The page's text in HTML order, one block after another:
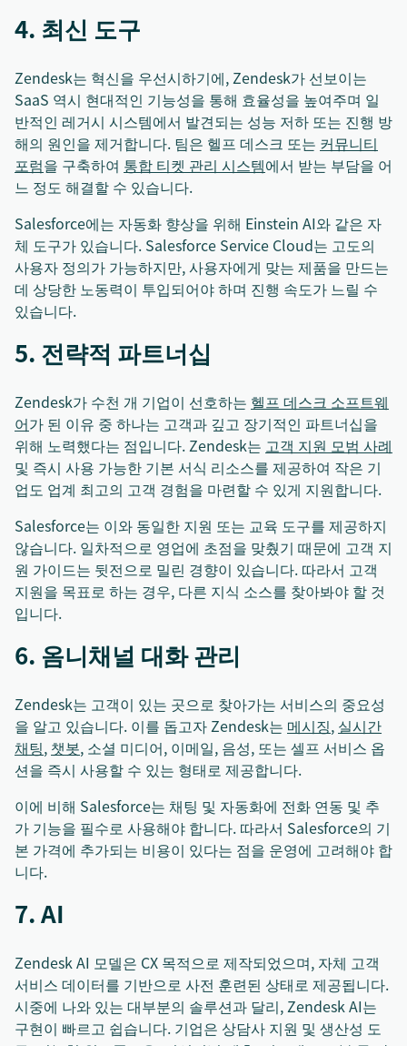
4. 최신 도구
Zendesk는 혁신을 우선시하기에, Zendesk가 선보이는
SaaS 역시 현대적인 기능성을 통해 효율성을 높여주며 일
반적인 레거시 시스템에서 발견되는 성능 저하 또는 진행 방
해의 원인을 제거합니다. 팀은 헬프 데스크 또는 커뮤니티
포럼을 구축하여 통합 티켓 관리 시스템에서 받는 부담을 어
느 정도 해결할 수 있습니다.
Salesforce에는 자동화 향상을 위해 Einstein AI와 같은 자
체 도구가 있습니다. Salesforce Service Cloud는 고도의
사용자 정의가 가능하지만, 사용자에게 맞는 제품을 만드는
데 상당한 노동력이 투입되어야 하며 진행 속도가 느릴 수
있습니다.
5. 전략적 파트너십
Zendesk가 수천 개 기업이 선호하는 헬프 데스크 소프트웨
어가 된 이유 중 하나는 고객과 깊고 장기적인 파트너십을
위해 노력했다는 점입니다. Zendesk는 고객 지원 모범 사례
및 즉시 사용 가능한 기본 서식 리소스를 제공하여 작은 기
업도 업계 최고의 고객 경험을 마련할 수 있게 지원합니다.
Salesforce는 이와 동일한 지원 또는 교육 도구를 제공하지
않습니다. 일차적으로 영업에 초점을 맞췄기 때문에 고객 지
원 가이드는 뒷전으로 밀린 경향이 있습니다. 따라서 고객
지원을 목표로 하는 경우, 다른 지식 소스를 찾아봐야 할 것
입니다.
6. 옴니채널 대화 관리
Zendesk는 고객이 있는 곳으로 찾아가는 서비스의 중요성
을 알고 있습니다. 이를 돕고자 Zendesk는 메시징, 실시간
채팅, 챗봇, 소셜 미디어, 이메일, 음성, 또는 셀프 서비스 옵
션을 즉시 사용할 수 있는 형태로 제공합니다.
이에 비해 Salesforce는 채팅 및 자동화에 전화 연동 및 추
가 기능을 필수로 사용해야 합니다. 따라서 Salesforce의 기
본 가격에 추가되는 비용이 있다는 점을 운영에 고려해야 합
니다.
7. AI
Zendesk AI 모델은 CX 목적으로 제작되었으며, 자체 고객
서비스 데이터를 기반으로 사전 훈련된 상태로 제공됩니다.
시중에 나와 있는 대부분의 솔루션과 달리, Zendesk AI는
구현이 빠르고 쉽습니다. 기업은 상담사 지원 및 생산성 도